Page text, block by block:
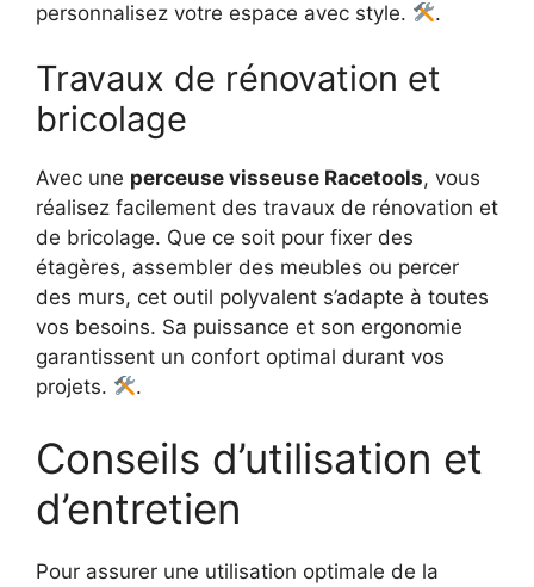
personnalisez votre espace avec style. .
Travaux de rénovation et
bricolage
Avec une perceuse visseuse Racetools, vous
réalisez facilement des travaux de rénovation et
de bricolage. Que ce soit pour fixer des
étagères, assembler des meubles ou percer
des murs, cet outil polyvalent s’adapte à toutes
vos besoins. Sa puissance et son ergonomie
garantissent un confort optimal durant vos
projets.
.
Conseils d’utilisation et
d’entretien
Pour assurer une utilisation optimale de la